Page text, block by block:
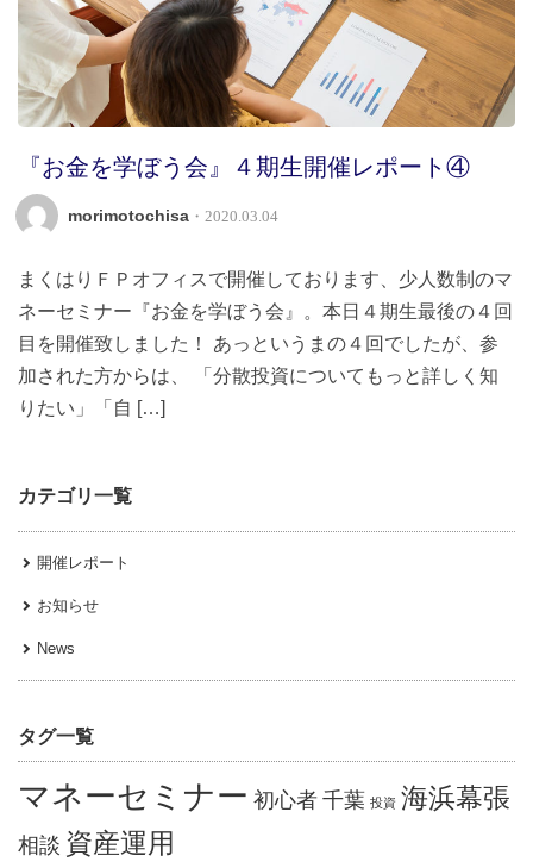
『お金を学ぼう会』４期生開催レポート④
morimotochisa ・2020.03.04
まくはりＦＰオフィスで開催しております、少人数制のマ
ネーセミナー『お金を学ぼう会』。本日４期生最後の４回
目を開催致しました！ あっというまの４回でしたが、参
加された方からは、 「分散投資についてもっと詳しく知
りたい」「自 […]
カテゴリ一覧
開催レポート
お知らせ
News
タグ一覧
マネーセミナー 初心者 千葉 投資 海浜幕張
相談 資産運用